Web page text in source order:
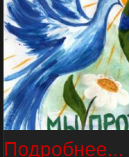
Подробнее...